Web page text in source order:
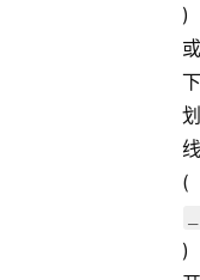
)
或
下
划
线
(
)